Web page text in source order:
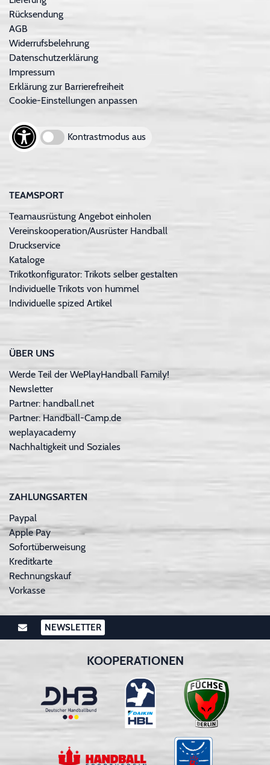
Rücksendung
AGB
Widerrufsbelehrung
Datenschutzerklärung
Impressum
Erklärung zur Barrierefreiheit
Cookie-Einstellungen anpassen
Kontrastmodus aus
TEAMSPORT
Teamausrüstung Angebot einholen
Vereinskooperation/Ausrüster Handball
Druckservice
Kataloge
Trikotkonfigurator: Trikots selber gestalten
Individuelle Trikots von hummel
Individuelle spized Artikel
ÜBER UNS
Werde Teil der WePlayHandball Family!
Newsletter
Partner: handball.net
Partner: Handball-Camp.de
weplayacademy
Nachhaltigkeit und Soziales
ZAHLUNGSARTEN
Paypal
Apple Pay
Sofortüberweisung
Kreditkarte
Rechnungskauf
Vorkasse
NEWSLETTER
KOOPERATIONEN